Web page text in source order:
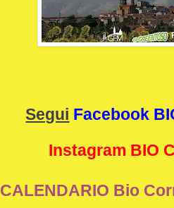
Segui Facebook
Instagram BIO
CALENDARIO Bio